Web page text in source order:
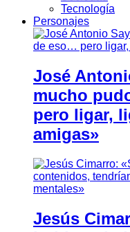
Tecnología
Personajes
José
mucho
pero ligar,
amigas»
Jesús